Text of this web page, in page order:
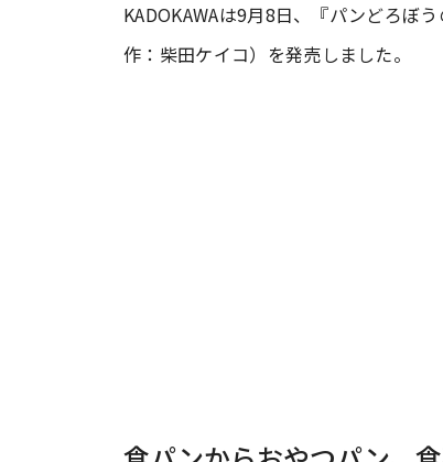
KADOKAWAは9月8日、『パンどろぼ
作：柴田ケイコ）を発売しました。